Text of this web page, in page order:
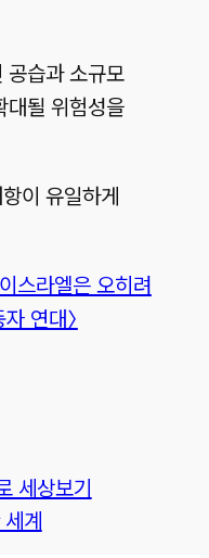
공습과 소규모
대될 위험성을
이 유일하게
스라엘은 오히려
연대〉
세상보기
계